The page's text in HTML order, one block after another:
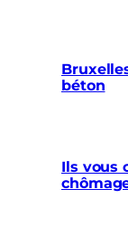
béton
Ils vous